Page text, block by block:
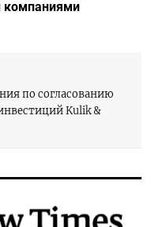
компаниями
по согласованию
Kulik &